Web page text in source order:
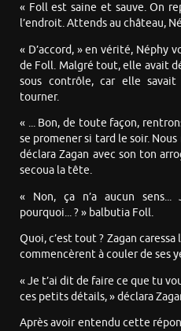
« Foll est saine et sauve. On
l’endroit. Attends au château,
« D’accord, » en vérité, Néphy
de Foll. Malgré tout, elle avait
sous contrôle, car elle
tourner.
« ... Bon, de toute façon,
se promener si tard le soir.
déclara Zagan avec son ton
secoua la tête.
« Non, ça n’a aucun
pourquoi... ? » balbutia Foll.
Quoi, c’est tout ? Zagan
commencèrent à couler de ses
« Je t’ai dit de faire ce que tu
ces petits détails, » déclara
Après avoir entendu cette